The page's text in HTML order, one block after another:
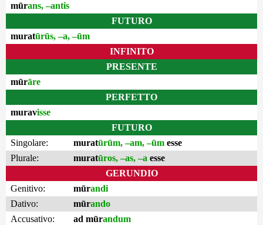
mūrans, –antis
FUTURO
muratūrūs, –a, –ūm
INFINITO
PRESENTE
mūrāre
PERFETTO
muravisse
FUTURO
Singolare:
muratūrūm, –am, –ūm esse
Plurale:
muratūros, –as, –a esse
GERUNDIO
Genitivo:
mūrandi
Dativo:
mūrando
Accusativo:
ad mūrandum